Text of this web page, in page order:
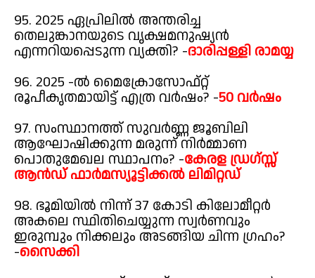
95. 2025 ഏപ്രിലിൽ അന്തരിച്ച
തെലുങ്കാനയുടെ വൃക്ഷമനുഷ്യൻ
എന്നറിയപ്പെടുന്ന വ്യക്തി? -ദാരിപ്പള്ളി രാമയ്യ
96. 2025 -ൽ മൈക്രോസോഫ്റ്റ്
രൂപീകൃതമായിട്ട് എത്ര വർഷം? -50 വർഷം
97. സംസ്ഥാനത്ത് സുവർണ്ണ ജൂബിലി
ആഘോഷിക്കുന്ന മരുന്ന് നിർമ്മാണ
പൊതുമേഖല സ്ഥാപനം? -കേരള ഡ്രഗ്സ്സ്
ആൻഡ് ഫാർമസ്യൂട്ടിക്കൽ ലിമിറ്റഡ്
98. ഭൂമിയിൽ നിന്ന് 37 കോടി കിലോമീറ്റർ
അകലെ സ്ഥിതിചെയ്യുന്ന സ്വർണവും
ഇരുമ്പും നിക്കലും അടങ്ങിയ ചിന്ന ഗ്രഹം?
-സൈക്കി